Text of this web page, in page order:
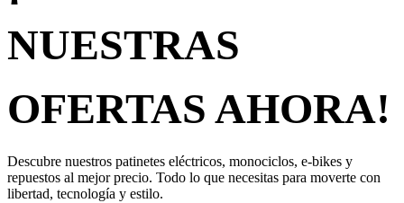
NUESTRAS
OFERTAS AHORA!
Descubre nuestros patinetes eléctricos, monociclos, e-bikes y
repuestos al mejor precio. Todo lo que necesitas para moverte con
libertad, tecnología y estilo.